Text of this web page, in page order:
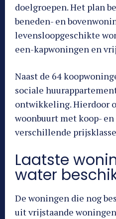
doelgroepen. Het plan
beneden- en
levensloopgeschikte
een-kapwoningen en
Naast de 64
sociale
ontwikkeling. Hierdoor
woonbuurt met koop-
verschillende
Laatste
water
De woningen die nog
uit vrijstaande